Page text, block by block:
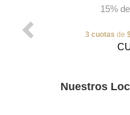
15%
3 cuotas de
Nuestros